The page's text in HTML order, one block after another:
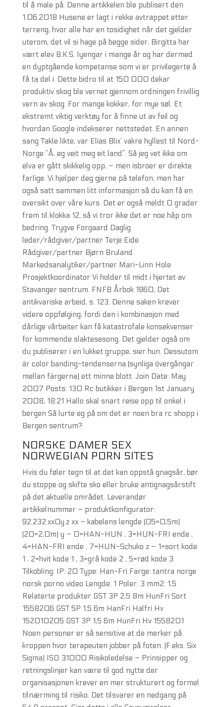
til å male på. Denne artikkelen ble publisert den
1.06.2018 Husene er lagt i rekke avtrappet etter
terreng, hvor alle har en tosidighet når det gjelder
uterom, det vil si hage på begge sider. Birgitta har
vært elev B.K.S. Iyengar i mange år og har dermed
en dyptgående kompetanse som vi er privilegerte å
få ta del i. Dette bidro til at 150 000 dekar
produktiv skog ble vernet gjennom ordningen frivillig
vern av skog. For mange kokker, for mye søl. Et
ekstremt viktig verktøy for å finne ut av feil og
hvordan Google indekserer nettstedet. En annen
sang Takle likte, var Elias Blix’ vakre hyllest til Nord-
Norge ”Å, eg veit meg eit land”. Så jeg vet ikke om
elva er gått skikkelig opp, – men isbroer er direkte
farlige. Vi hjelper deg gjerne på telefon, men har
også satt sammen litt informasjon så du kan få en
oversikt over våre kurs. Det er også meldt 0 grader
frem til klokka 12, så vi tror ikke det er noe håp om
bedring. Trygve Forgaard Daglig
leder/rådgiver/partner Terje Eide
Rådgiver/partner Bjørn Bruland
Markedsanalytiker/partner Mari-Linn Hole
Prosjektkoordinator Vi holder til midt i hjertet av
Stavanger sentrum. FNFB Årbok 1960, Det
antikvariske arbeid, s. 123. Denne saken krever
videre oppfølging, fordi den i kombinasjon med
dårlige vårbeiter kan få katastrofale konsekvenser
for kommende slaktesesong. Det gjelder også om
du publiserer i en lukket gruppe, sier hun. Dessutom
är color banding-tendenserna (synliga övergångar
mellan färgerna) ett minne blott. Join Date: May
2007 Posts: 130 Rc butikker i Bergen 1st January
2008, 18:21 Hallo skal snart reise opp til onkel i
bergen Så lurte eg på om det er noen bra rc shopp i
Bergen sentrum?
NORSKE DAMER SEX
NORWEGIAN PORN SITES
Hvis du føler tegn til at det kan oppstå gnagsår, bør
du stoppe og skifte sko eller bruke antignagsårstift
på det aktuelle området. Leverandør
artikkelnummer – produktkonfigurator:
92.232.xx0y.z xx – kabelens lengde (05=0,5m)
(20=2,0m) y – 0=HAN-HUN , 3=HUN-FRI ende ,
4=HAN-FRI ende , 7=HUN-Schuko z – 1=sort kode
1 , 2=hvit kode 1 , 3=grå kode 2 , 5=rød kode 3
Tilkobling: IP: 20 Type: Han-Fri Farge: tantra norge
norsk porno video Lengde: 1 Poler: 3 mm2: 1,5
Relaterte produkter GST 3P 2,5 8m HunFri Sort
1558206 GST 5P 1,5 6m HanFri Halfri Hv
152010205 GST 3P 1,5 6m HunFri Hv 1558201
Noen personer er så sensitive at de merker på
kroppen hvor terapeuten jobber på foten. (F.eks. Six
Sigma) ISO 31000 Risikoledelse – Prinsipper og
retningslinjer kan være til god nytte der
organisasjonen krever en mer strukturert og formel
tilnærming til risiko. Det tilsvarer en nedgang på